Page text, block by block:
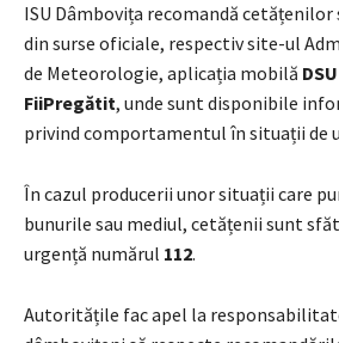
ISU Dâmbovița recomandă
din surse oficiale, respectiv site-ul
de Meteorologie, aplicația mobilă DSU
FiiPregătit, unde sunt disponibile
privind comportamentul în situații de
În cazul producerii unor situații care
bunurile sau mediul, cetățenii sunt
urgență numărul 112.
Autoritățile fac apel la